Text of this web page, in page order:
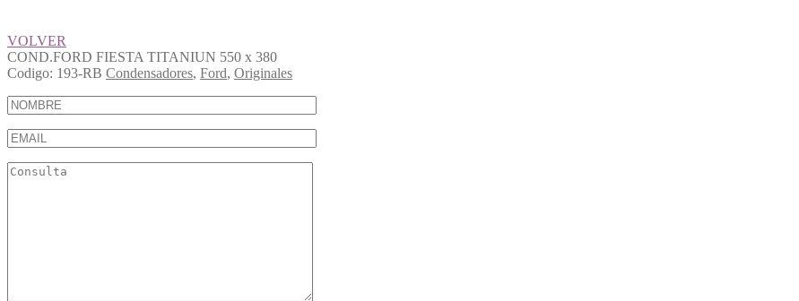
VOLVER
COND.FORD FIESTA TITANIUN 550 x 380
Codigo: 193-RB Condensadores, Ford, Originales